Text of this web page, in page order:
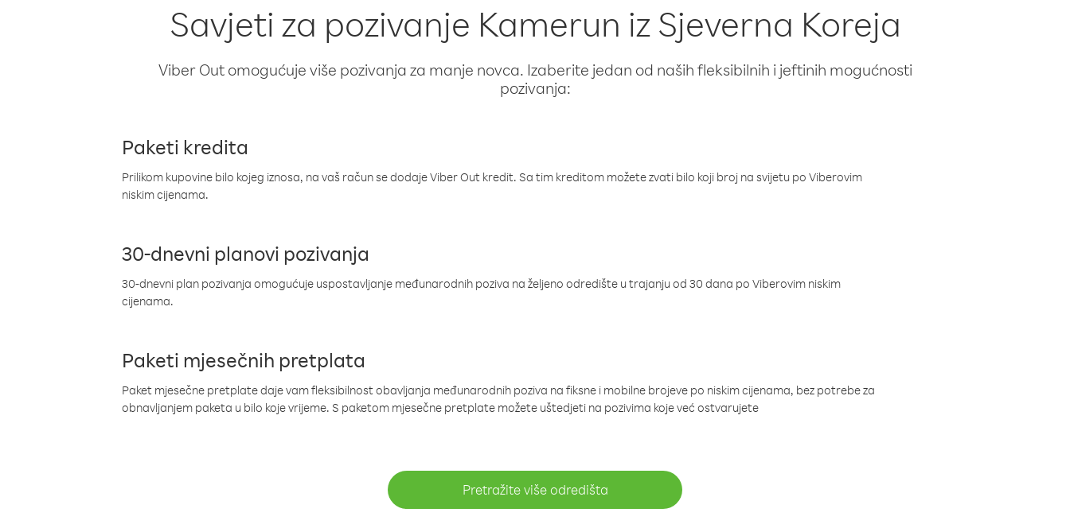
Savjeti za pozivanje Kamerun iz Sjeverna Koreja
Viber Out omogućuje više pozivanja za manje novca. Izaberite jedan od naših fleksibilnih i jeftinih mogućnosti
pozivanja:
Paketi kredita
Prilikom kupovine bilo kojeg iznosa, na vaš račun se dodaje Viber Out kredit. Sa tim kreditom možete zvati bilo koji broj na svijetu po Viberovim
niskim cijenama.
30-dnevni planovi pozivanja
30-dnevni plan pozivanja omogućuje uspostavljanje međunarodnih poziva na željeno odredište u trajanju od 30 dana po Viberovim niskim
cijenama.
Paketi mjesečnih pretplata
Paket mjesečne pretplate daje vam fleksibilnost obavljanja međunarodnih poziva na fiksne i mobilne brojeve po niskim cijenama, bez potrebe za
obnavljanjem paketa u bilo koje vrijeme. S paketom mjesečne pretplate možete uštedjeti na pozivima koje već ostvarujete
Pretražite više odredišta